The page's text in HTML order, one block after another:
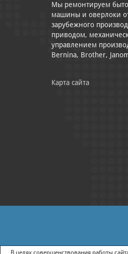
Мы ремонтируем
машины и оверлоки
зарубежного
приводом,
управлением
Bernina, Brother,
Карта сайта
ПОЛИТИКА
В целях совершенствования работы